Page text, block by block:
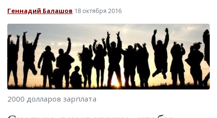
Геннадий Балашов 18 октября 2016
2000 долларов зарплата